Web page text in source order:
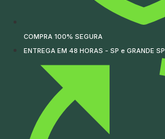
COMPRA 100% SEGURA
ENTREGA EM 48 HORAS - SP e GRANDE SP